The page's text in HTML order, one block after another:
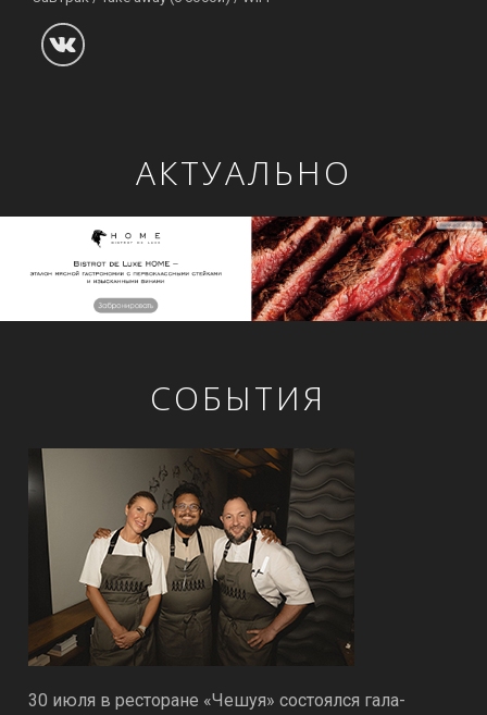
АКТУАЛЬНО
СОБЫТИЯ
30 июля в ресторане «Чешуя» состоялся гала-